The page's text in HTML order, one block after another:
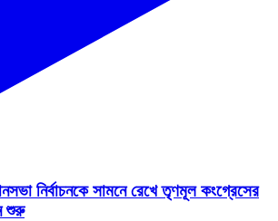
নির্বাচনকে সামনে রেখে তৃণমূল কংগ্রেসের
শুরু